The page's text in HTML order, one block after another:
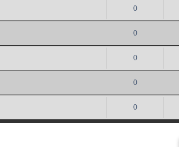
0
0
0
0
0